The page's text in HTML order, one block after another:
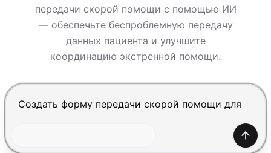
ПОПРОБОВАТЬ БЕСПЛАТНО
передачи скорой помощи с помощью ИИ
— обеспечьте беспроблемную передачу
данных пациента и улучшите
координацию экстренной помощи.
Нажмите Enter, чтобы отправить, Shift+Enter —